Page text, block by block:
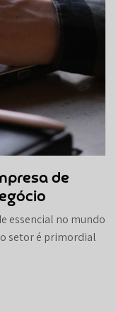
de
essencial no mundo
setor é primordial